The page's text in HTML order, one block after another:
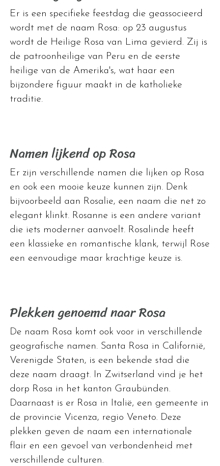
Er is een specifieke feestdag die geassocieerd
wordt met de naam Rosa: op 23 augustus
wordt de Heilige Rosa van Lima gevierd. Zij is
de patroonheilige van Peru en de eerste
heilige van de Amerika's, wat haar een
bijzondere figuur maakt in de katholieke
traditie.
Namen lijkend op Rosa
Er zijn verschillende namen die lijken op Rosa
en ook een mooie keuze kunnen zijn. Denk
bijvoorbeeld aan Rosalie, een naam die net zo
elegant klinkt. Rosanne is een andere variant
die iets moderner aanvoelt. Rosalinde heeft
een klassieke en romantische klank, terwijl Rose
een eenvoudige maar krachtige keuze is.
Plekken genoemd naar Rosa
De naam Rosa komt ook voor in verschillende
geografische namen. Santa Rosa in Californië,
Verenigde Staten, is een bekende stad die
deze naam draagt. In Zwitserland vind je het
dorp Rosa in het kanton Graubünden.
Daarnaast is er Rosa in Italië, een gemeente in
de provincie Vicenza, regio Veneto. Deze
plekken geven de naam een internationale
flair en een gevoel van verbondenheid met
verschillende culturen.